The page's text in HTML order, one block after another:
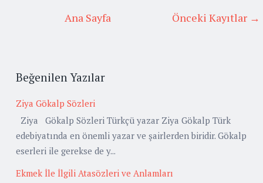
Önceki Kayıtlar →
Ana Sayfa
Beğenilen Yazılar
Ziya Gökalp Sözleri
Ziya Gökalp Sözleri Türkçü yazar Ziya Gökalp Türk
edebiyatında en önemli yazar ve şairlerden biridir. Gökalp
eserleri ile gerekse de y...
Ekmek İle İlgili Atasözleri ve Anlamları